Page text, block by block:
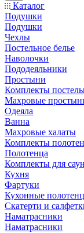
Каталог
Подушки
Подушки
Чехлы
Постельное белье
Наволочки
Пододеяльники
Простыни
Комплекты
Махровые
Одеяла
Ванна
Махровые халаты
Комплекты
Полотенца
Комплекты для
Кухня
Фартуки
Кухонные
Скатерти и
Наматрасники
Наматрасники